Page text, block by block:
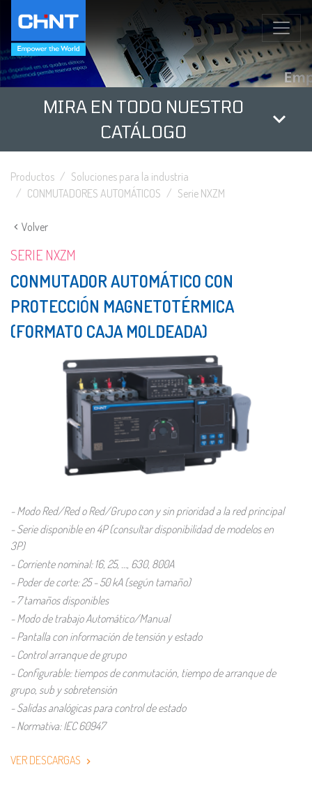
MIRA EN TODO NUESTRO
CATÁLOGO
Productos
Soluciones para la industria
CONMUTADORES AUTOMÁTICOS
Serie NXZM
Volver
SERIE NXZM
CONMUTADOR AUTOMÁTICO CON
PROTECCIÓN MAGNETOTÉRMICA
(FORMATO CAJA MOLDEADA)
- Modo Red/Red o Red/Grupo con y sin prioridad a la red principal
- Serie disponible en 4P (consultar disponibilidad de modelos en
3P)
- Corriente nominal: 16, 25, …, 630, 800A
- Poder de corte: 25 - 50 kA (según tamaño)
- 7 tamaños disponibles
- Modo de trabajo Automático/Manual
- Pantalla con información de tensión y estado
- Control arranque de grupo
- Configurable: tiempos de conmutación, tiempo de arranque de
grupo, sub y sobretensión
- Salidas analógicas para control de estado
- Normativa: IEC 60947
VER DESCARGAS